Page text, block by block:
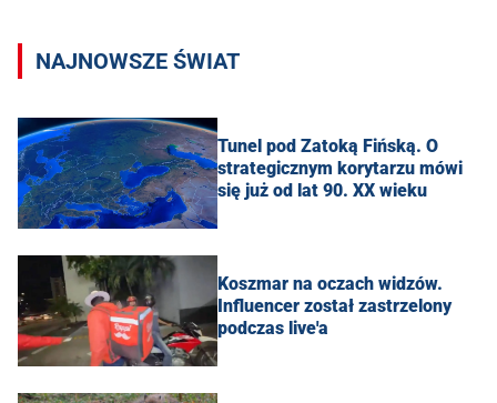
NAJNOWSZE ŚWIAT
Tunel pod Zatoką Fińską. O
strategicznym korytarzu mówi
się już od lat 90. XX wieku
Koszmar na oczach widzów.
Influencer został zastrzelony
podczas live'a